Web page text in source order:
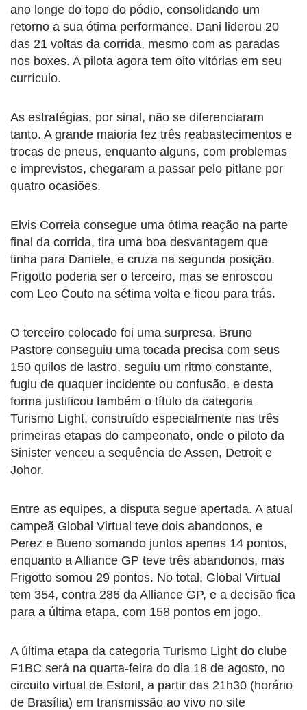
ano longe do topo do pódio, consolidando um
retorno a sua ótima performance. Dani liderou 20
das 21 voltas da corrida, mesmo com as paradas
nos boxes. A pilota agora tem oito vitórias em seu
currículo.
As estratégias, por sinal, não se diferenciaram
tanto. A grande maioria fez três reabastecimentos e
trocas de pneus, enquanto alguns, com problemas
e imprevistos, chegaram a passar pelo pitlane por
quatro ocasiões.
Elvis Correia consegue uma ótima reação na parte
final da corrida, tira uma boa desvantagem que
tinha para Daniele, e cruza na segunda posição.
Frigotto poderia ser o terceiro, mas se enroscou
com Leo Couto na sétima volta e ficou para trás.
O terceiro colocado foi uma surpresa. Bruno
Pastore conseguiu uma tocada precisa com seus
150 quilos de lastro, seguiu um ritmo constante,
fugiu de quaquer incidente ou confusão, e desta
forma justificou também o título da categoria
Turismo Light, construído especialmente nas três
primeiras etapas do campeonato, onde o piloto da
Sinister venceu a sequência de Assen, Detroit e
Johor.
Entre as equipes, a disputa segue apertada. A atual
campeã Global Virtual teve dois abandonos, e
Perez e Bueno somando juntos apenas 14 pontos,
enquanto a Alliance GP teve três abandonos, mas
Frigotto somou 29 pontos. No total, Global Virtual
tem 354, contra 286 da Alliance GP, e a decisão fica
para a última etapa, com 158 pontos em jogo.
A última etapa da categoria Turismo Light do clube
F1BC será na quarta-feira do dia 18 de agosto, no
circuito virtual de Estoril, a partir das 21h30 (horário
de Brasília) em transmissão ao vivo no site